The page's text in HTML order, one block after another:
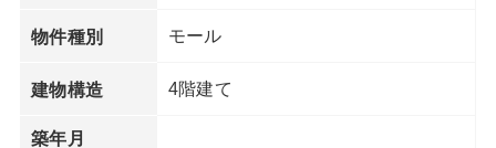
物件種別 モール
建物構造 4階建て
築年月